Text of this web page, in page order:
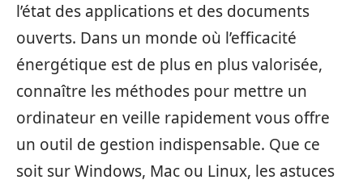
l’état des applications et des documents
ouverts. Dans un monde où l’efficacité
énergétique est de plus en plus valorisée,
connaître les méthodes pour mettre un
ordinateur en veille rapidement vous offre
un outil de gestion indispensable. Que ce
soit sur Windows, Mac ou Linux, les astuces